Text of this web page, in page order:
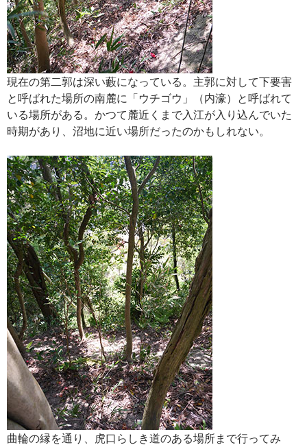
現在の第二郭は深い藪になっている。主郭に対して下要害
と呼ばれた場所の南麓に「ウチゴウ」（内濠）と呼ばれて
いる場所がある。かつて麓近くまで入江が入り込んでいた
時期があり、沼地に近い場所だったのかもしれない。
曲輪の縁を通り、虎口らしき道のある場所まで行ってみ